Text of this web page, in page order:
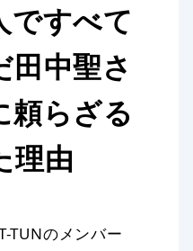
すべて
田中聖さ
頼らざる
理由
TUNのメンバー